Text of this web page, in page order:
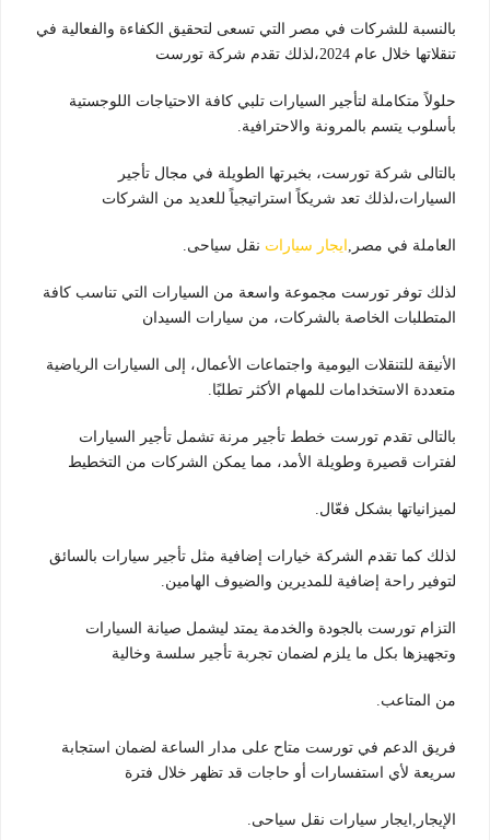
بالنسبة للشركات في مصر التي تسعى لتحقيق الكفاءة والفعالية في
تنقلاتها خلال عام 2024،لذلك تقدم شركة تورست
حلولاً متكاملة لتأجير السيارات تلبي كافة الاحتياجات اللوجستية
بأسلوب يتسم بالمرونة والاحترافية.
بالتالى شركة تورست، بخبرتها الطويلة في مجال تأجير
السيارات،لذلك تعد شريكاً استراتيجياً للعديد من الشركات
العاملة في مصر, ايجار سيارات نقل سياحى.
لذلك توفر تورست مجموعة واسعة من السيارات التي تناسب كافة
المتطلبات الخاصة بالشركات، من سيارات السيدان
الأنيقة للتنقلات اليومية واجتماعات الأعمال، إلى السيارات الرياضية
متعددة الاستخدامات للمهام الأكثر تطلبًا.
بالتالى تقدم تورست خطط تأجير مرنة تشمل تأجير السيارات
لفترات قصيرة وطويلة الأمد، مما يمكن الشركات من التخطيط
لميزانياتها بشكل فعّال.
لذلك كما تقدم الشركة خيارات إضافية مثل تأجير سيارات بالسائق
لتوفير راحة إضافية للمديرين والضيوف الهامين.
التزام تورست بالجودة والخدمة يمتد ليشمل صيانة السيارات
وتجهيزها بكل ما يلزم لضمان تجربة تأجير سلسة وخالية
من المتاعب.
فريق الدعم في تورست متاح على مدار الساعة لضمان استجابة
سريعة لأي استفسارات أو حاجات قد تظهر خلال فترة
الإيجار,ايجار سيارات نقل سياحى.